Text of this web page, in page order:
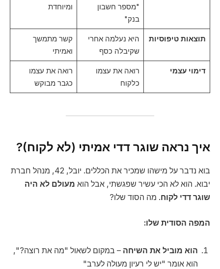
"מספר חשבון
בנק"
ומיוחדת
תוצאות טיפוסיות
היא נעלמה אחרי
שקיבלה כסף
קשר מתמשך
ואמיתי
דימוי עצמי
רואה את עצמו
כלקוח
רואה את עצמו
כגבר מבוקש
איך נראה שוגר דדי אמיתי (לא לקוח)?
בוא נדבר על מישהו שמכיר את הכללים. יובל, 42, מנהל חברת
יבוא. הוא לא הכי עשיר שפגשתי, אבל הוא מעולם לא היה
שוגר דדי לקוח. מה הסוד שלו?
המפה הסודית שלו:
הוא מוביל את השיחה – במקום לשאול "מה את רוצה?",
הוא אומר "יש לי רעיון מעולה לערב"